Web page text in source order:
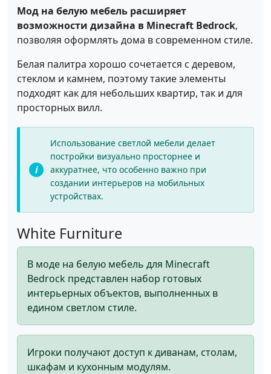
Мод на белую мебель расширяет
возможности дизайна в Minecraft Bedrock,
позволяя оформлять дома в современном стиле.
Белая палитра хорошо сочетается с деревом,
стеклом и камнем, поэтому такие элементы
подходят как для небольших квартир, так и для
просторных вилл.
Использование светлой мебели делает
постройки визуально просторнее и
аккуратнее, что особенно важно при
создании интерьеров на мобильных
устройствах.
White Furniture
В моде на белую мебель для Minecraft
Bedrock представлен набор готовых
интерьерных объектов, выполненных в
едином светлом стиле.
Игроки получают доступ к диванам, столам,
шкафам и кухонным модулям.